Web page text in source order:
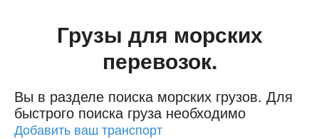
Грузы для морских
перевозок.
Вы в разделе поиска морских грузов. Для
быстрого поиска груза необходимо
Добавить ваш транспорт